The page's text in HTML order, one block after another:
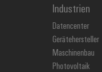
Industrien
Datencenter
Gerätehersteller
Maschinenbau
Photovoltaik